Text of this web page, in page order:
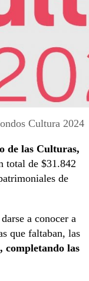
Cultura 2024
de las Culturas,
total de $31.842
de
a conocer a
que faltaban, las
completando las